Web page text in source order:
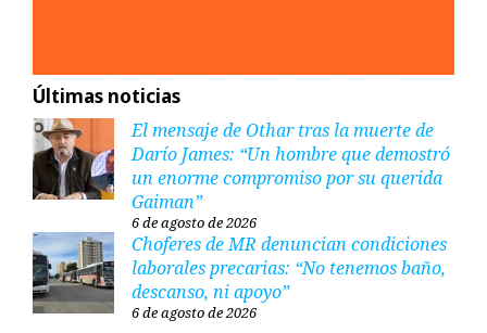
Últimas noticias
El mensaje de Othar tras la muerte de
Darío James: “Un hombre que demostró
un enorme compromiso por su querida
Gaiman”
6 de agosto de 2026
Choferes de MR denuncian condiciones
laborales precarias: “No tenemos baño,
descanso, ni apoyo”
6 de agosto de 2026